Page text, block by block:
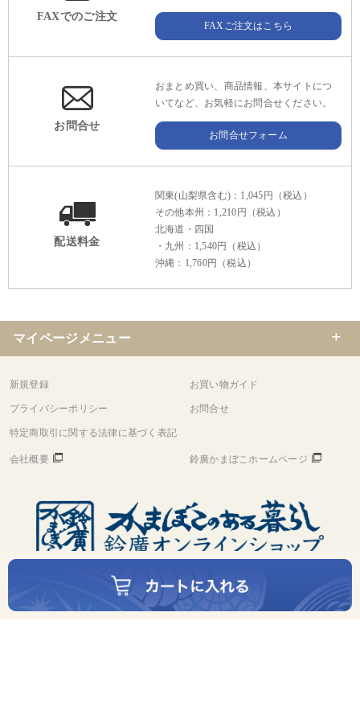
FAXでのご注文
FAXご注文はこちら
お問合せ
おまとめ買い、商品情報、本サイトにつ
いてなど、お気軽にお問合せください。
お問合せフォーム
配送料金
関東(山梨県含む)：1,045円（税込）
その他本州：1,210円（税込）
北海道・四国
・九州：1,540円（税込）
沖縄：1,760円（税込）
マイページメニュー
新規登録 お買い物ガイド
プライバシーポリシー お問合せ
特定商取引に関する法律に基づく表記
会社概要 鈴廣かまぼこホームページ
Copyright Suzuhiro Co.,Ltd. All rights reserved.